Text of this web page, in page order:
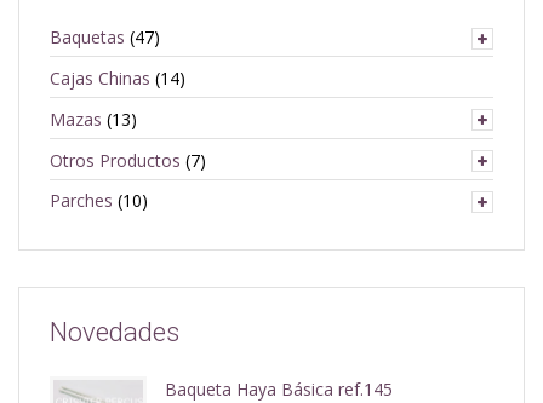
Baquetas (47)
Cajas Chinas (14)
Mazas (13)
Otros Productos (7)
Parches (10)
Novedades
Baqueta Haya Básica ref.145